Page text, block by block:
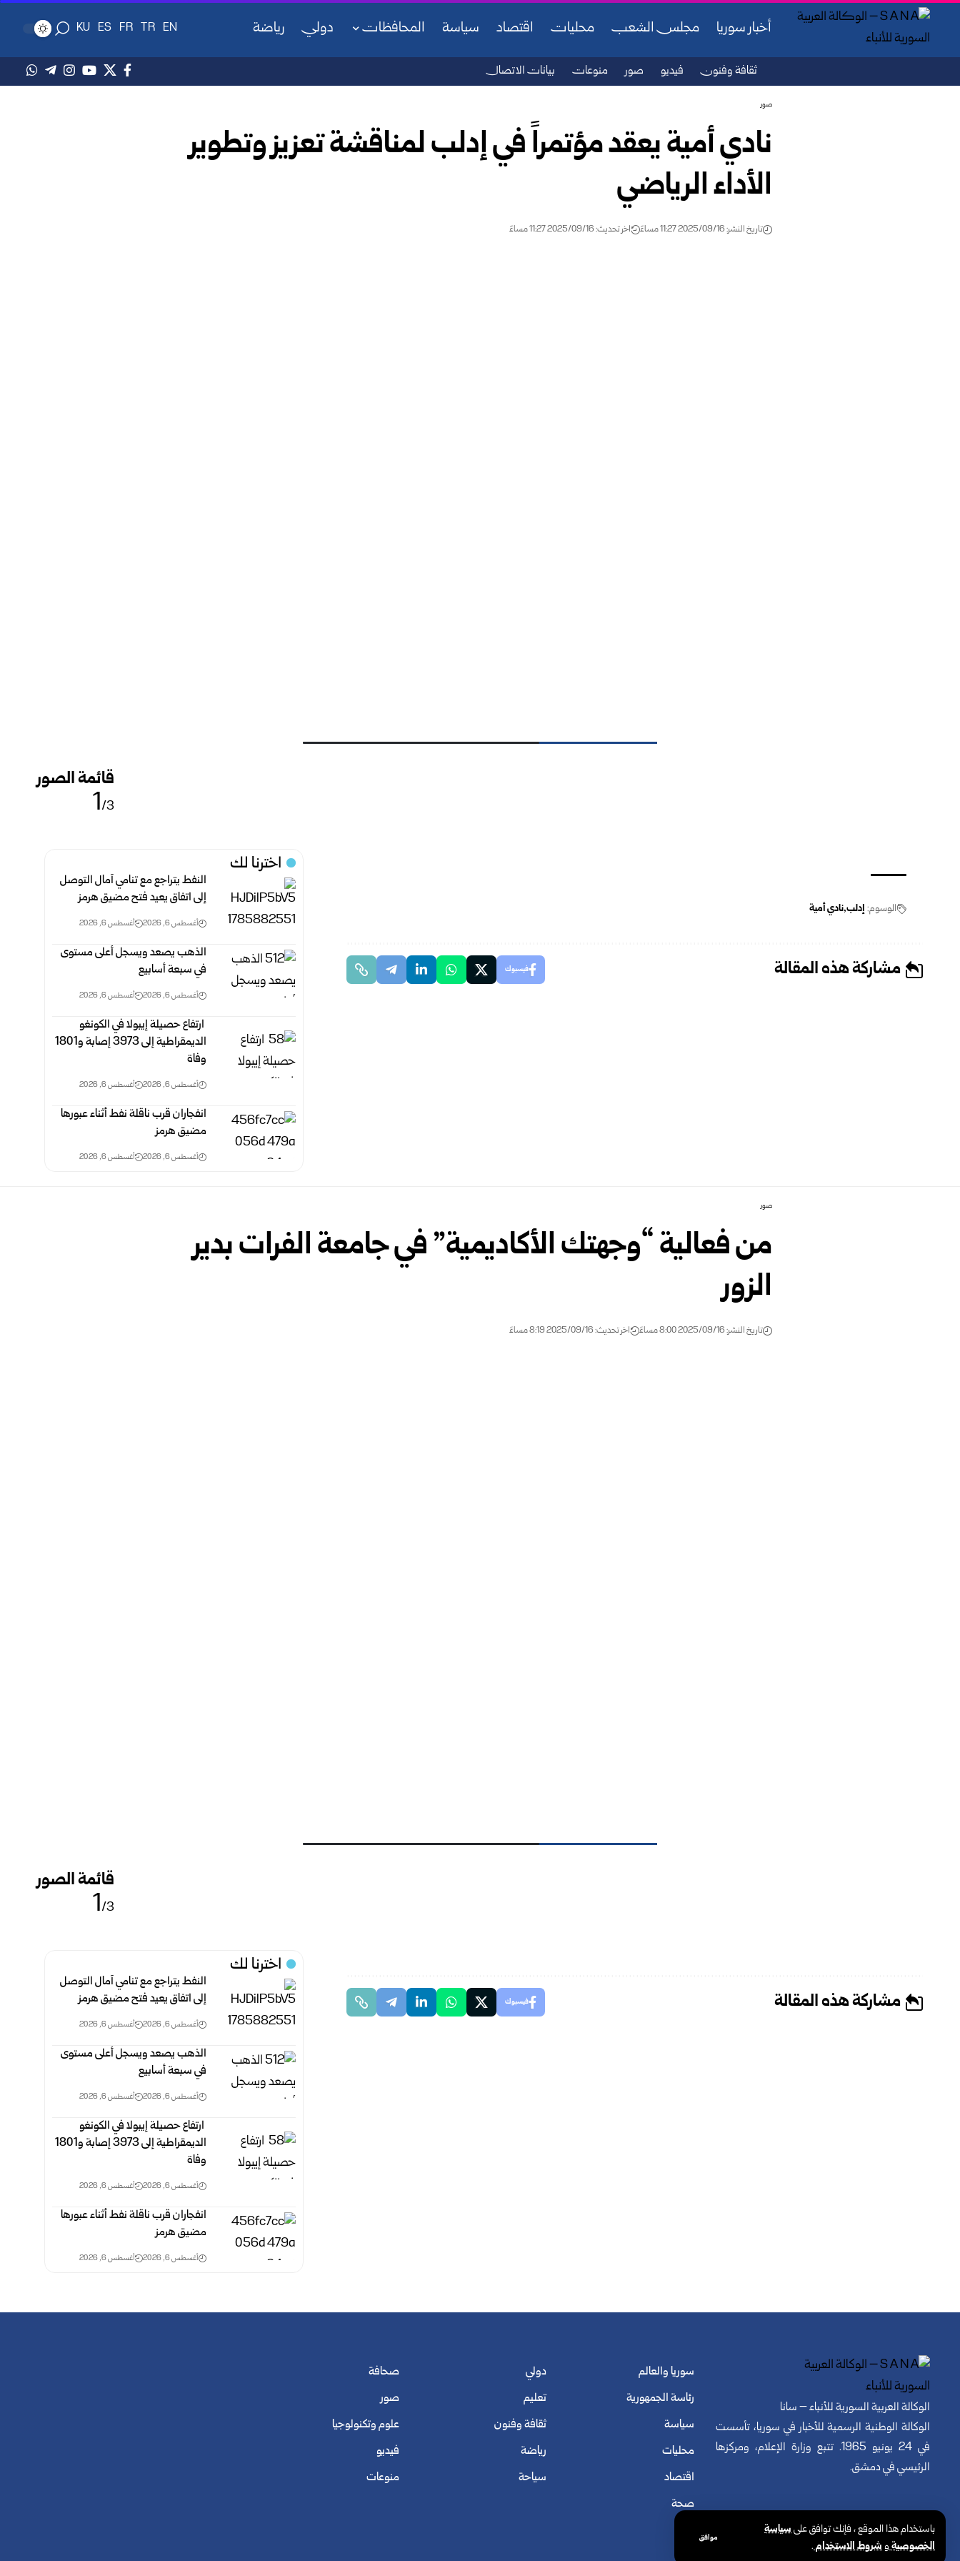
باستخدام هذا الموقع ، فإنك توافق علىسياسة
الخصوصيةوشروط الاستخدام.
موافق
أخبار سوريا مجلس الشعب محليات اقتصاد سياسة المحافظات دولي رياضة EN
TR
FR
ES
KU
ثقافة وفنون فيديو صور منوعات بيانات الاتصال
صور
نادي أمية يعقد مؤتمراً في إدلب لمناقشة تعزيز وتطوير
الأداء الرياضي
تاريخ النشر: 2025/09/16 11:27 مساءً اخر تحديث: 2025/09/16 11:27 مساءً
قائمة الصور
1/3
الوسوم: إدلب نادي أمية
مشاركة هذه المقالة فيسبوك
اخترنا لك
النفط يتراجع مع تنامي آمال التوصل
إلى اتفاق يعيد فتح مضيق هرمز
أغسطس 6, 2026 أغسطس 6, 2026
الذهب يصعد ويسجل أعلى مستوى
في سبعة أسابيع
أغسطس 6, 2026 أغسطس 6, 2026
‏ ارتفاع حصيلة إيبولا في الكونغو
الديمقراطية إلى 3973 إصابة و1801
وفاة
أغسطس 6, 2026 أغسطس 6, 2026
انفجاران قرب ناقلة نفط أثناء عبورها
مضيق هرمز
أغسطس 6, 2026 أغسطس 6, 2026
صور
من فعالية “وجهتك الأكاديمية” في جامعة الفرات بدير
الزور
تاريخ النشر: 2025/09/16 8:00 مساءً اخر تحديث: 2025/09/16 8:19 مساءً
قائمة الصور
1/3
مشاركة هذه المقالة فيسبوك
اخترنا لك
النفط يتراجع مع تنامي آمال التوصل
إلى اتفاق يعيد فتح مضيق هرمز
أغسطس 6, 2026 أغسطس 6, 2026
الذهب يصعد ويسجل أعلى مستوى
في سبعة أسابيع
أغسطس 6, 2026 أغسطس 6, 2026
‏ ارتفاع حصيلة إيبولا في الكونغو
الديمقراطية إلى 3973 إصابة و1801
وفاة
أغسطس 6, 2026 أغسطس 6, 2026
انفجاران قرب ناقلة نفط أثناء عبورها
مضيق هرمز
أغسطس 6, 2026 أغسطس 6, 2026
الوكالة العربية السورية للأنباء – سانا
الوكالة الوطنية الرسمية للأخبار في سوريا، تأسست
في 24 يونيو 1965. تتبع وزارة الإعلام، ومركزها
الرئيسي في دمشق.
سوريا والعالم
رئاسة الجمهورية
سياسة
محليات
اقتصاد
صحة
دولي
تعليم
ثقافة وفنون
رياضة
سياحة
صحافة
صور
علوم وتكنولوجيا
فيديو
منوعات